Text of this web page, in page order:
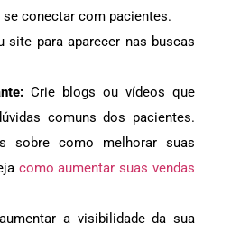
se conectar com pacientes.
site para aparecer nas buscas
Crie blogs ou vídeos que
comuns dos pacientes.
sobre como melhorar suas
como aumentar suas vendas
a visibilidade da sua